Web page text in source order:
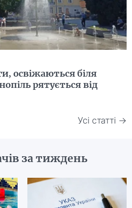
освіжаються біля
рятується від
Усі статті →
за тиждень